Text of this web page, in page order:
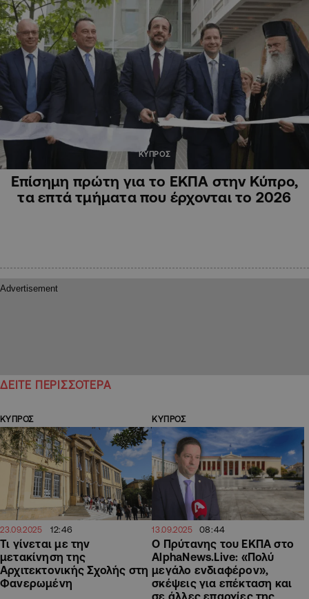
ΚΥΠΡΟΣ
Επίσημη πρώτη για το ΕΚΠΑ στην Κύπρο,
τα επτά τμήματα που έρχονται το 2026
ΔΕΙΤΕ ΠΕΡΙΣΣΟΤΕΡΑ
ΚΥΠΡΟΣ
23.09.2025 12:46
Τι γίνεται με την
μετακίνηση της
Αρχιτεκτονικής Σχολής στη
Φανερωμένη
ΚΥΠΡΟΣ
13.09.2025 08:44
O Πρύτανης του ΕΚΠΑ στο
AlphaNews.Live: «Πολύ
μεγάλο ενδιαφέρον»,
σκέψεις για επέκταση και
σε άλλες επαρχίες της